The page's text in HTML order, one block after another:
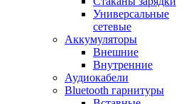
Универсальные
сетевые
Аккумуляторы
Внешние
Внутренние
Аудиокабели
Bluetooth гарнитуры